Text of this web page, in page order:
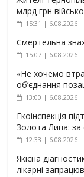
млрд грн
15:31 | 6.08.2026
Смертельна
15:07 | 6.08.2026
«Не хочемо
об’єднання
13:00 | 6.08.2026
Екоінспекція
Золота Липа: за
12:33 | 6.08.2026
Якісна
лікарні